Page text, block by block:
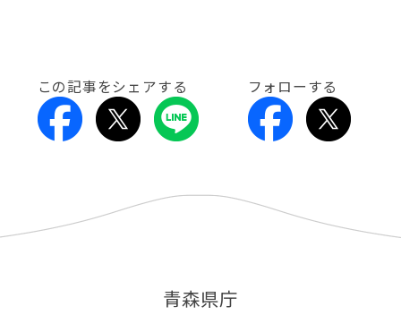
この記事をシェアする フォローする
青森県庁